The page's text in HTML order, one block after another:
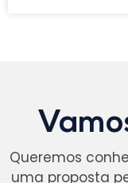
Queremos
uma proposta